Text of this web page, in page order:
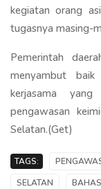
kegiatan orang
tugasnya masing-
Pemerintah
menyambut
kerjasama
pengawasan
Selatan.(Get)
TAGS:
SELATAN
BAHAS